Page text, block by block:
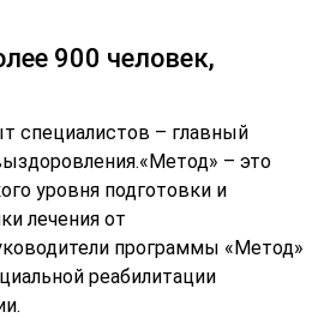
900 человек,
специалистов – главный
– это
уровня подготовки и
лечения от
программы «Метод»
реабилитации